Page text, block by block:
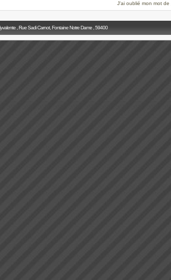
J'ai oublié mon mot de
, Rue Sadi Carnot, Fontaine Notre Dame , 59400